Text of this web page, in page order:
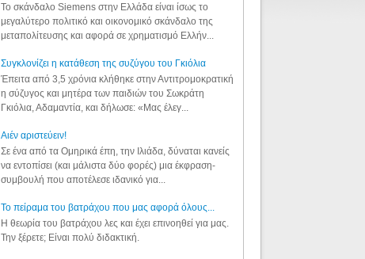
Το σκάνδαλο Siemens στην Ελλάδα είναι ίσως το
μεγαλύτερο πολιτικό και οικονομικό σκάνδαλο της
μεταπολίτευσης και αφορά σε χρηματισμό Ελλήν...
Συγκλονίζει η κατάθεση της συζύγου του Γκιόλια
Έπειτα από 3,5 χρόνια κλήθηκε στην Αντιτρομοκρατική
η σύζυγος και μητέρα των παιδιών του Σωκράτη
Γκιόλια, Αδαμαντία, και δήλωσε: «Μας έλεγ...
Aιέν αριστεύειν!
Σε ένα από τα Ομηρικά έπη, την Ιλιάδα, δύναται κανείς
να εντοπίσει (και μάλιστα δύο φορές) μια έκφραση-
συμβουλή που αποτέλεσε ιδανικό για...
Το πείραμα του βατράχου που μας αφορά όλους...
Η θεωρία του βατράχου λες και έχει επινοηθεί για μας.
Την ξέρετε; Είναι πολύ διδακτική.